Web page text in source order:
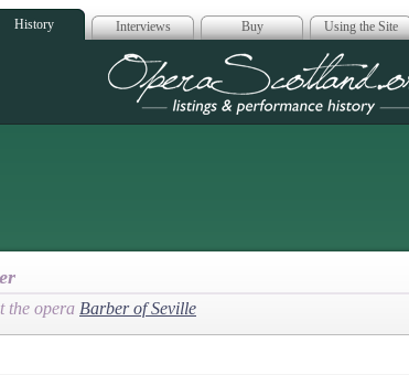
History Interviews Buy Using the Site
Opera Scotland
the opera Barber of Seville